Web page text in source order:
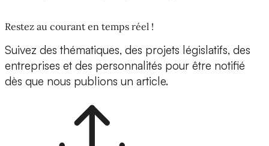
Restez au courant en temps réel !
Suivez des thématiques, des projets législatifs, des
entreprises et des personnalités pour être notifié
dès que nous publions un article.